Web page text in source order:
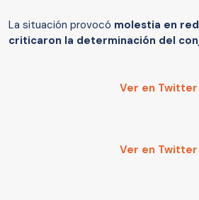
La situación provocó molestia en
criticaron la determinación del
Ver en Twitter
Ver en Twitter